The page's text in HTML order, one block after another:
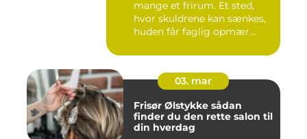
mange et frirum. Et sted,
hvor skuldrene kan sænkes,
huden får faglig opmær...
03. mar
Frisør Ølstykke sådan
finder du den rette salon til
din hverdag